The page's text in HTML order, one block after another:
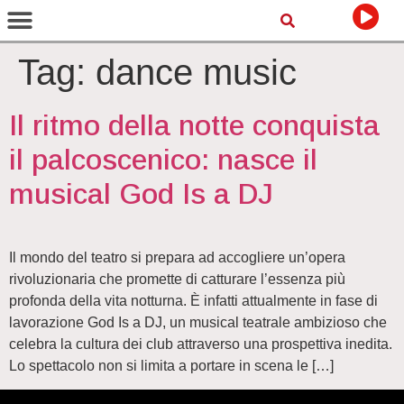
Tag: dance music
Il ritmo della notte conquista
il palcoscenico: nasce il
musical God Is a DJ
Il mondo del teatro si prepara ad accogliere un’opera
rivoluzionaria che promette di catturare l’essenza più
profonda della vita notturna. È infatti attualmente in fase di
lavorazione God Is a DJ, un musical teatrale ambizioso che
celebra la cultura dei club attraverso una prospettiva inedita.
Lo spettacolo non si limita a portare in scena le […]